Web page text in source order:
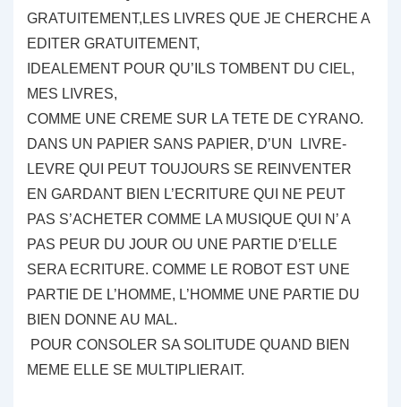
GRATUITEMENT,LES LIVRES QUE JE CHERCHE A
EDITER GRATUITEMENT,
IDEALEMENT POUR QU’ILS TOMBENT DU CIEL,
MES LIVRES,
COMME UNE CREME SUR LA TETE DE CYRANO.
DANS UN PAPIER SANS PAPIER, D’UN LIVRE-
LEVRE QUI PEUT TOUJOURS SE REINVENTER
EN GARDANT BIEN L’ECRITURE QUI NE PEUT
PAS S’ACHETER COMME LA MUSIQUE QUI N’ A
PAS PEUR DU JOUR OU UNE PARTIE D’ELLE
SERA ECRITURE. COMME LE ROBOT EST UNE
PARTIE DE L’HOMME, L’HOMME UNE PARTIE DU
BIEN DONNE AU MAL.
POUR CONSOLER SA SOLITUDE QUAND BIEN
MEME ELLE SE MULTIPLIERAIT.